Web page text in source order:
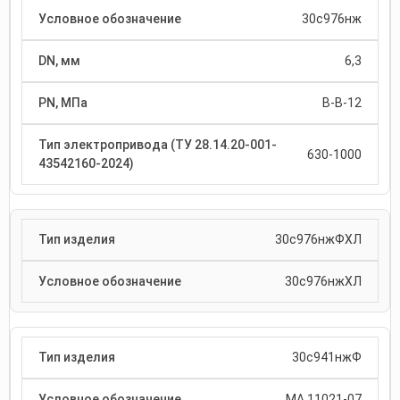
30с976нж
6,3
В-В-12
630-1000
30с976нжФХЛ
30с976нжХЛ
30с941нжФ